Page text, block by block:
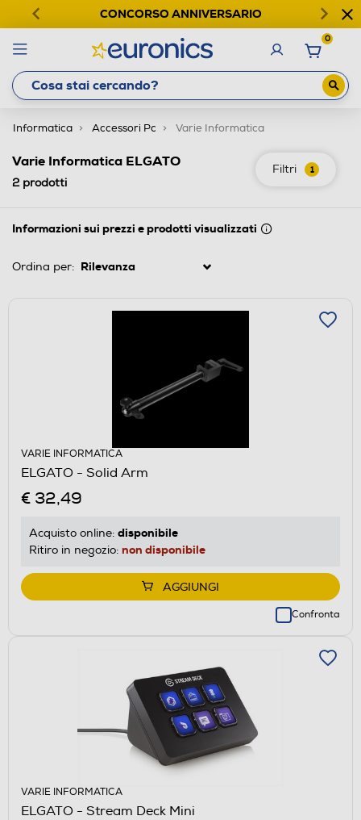
CONCORSO ANNIVERSARIO
0
Informatica Accessori Pc Varie Informatica
Filtri 1
Varie Informatica ELGATO
2prodotti
Informazioni sui prezzi e prodotti visualizzati
Ordina per:
VARIE INFORMATICA
ELGATO - Solid Arm
€ 32,49
Acquisto online: disponibile
Ritiro in negozio: non disponibile
AGGIUNGI
Confronta
VARIE INFORMATICA
ELGATO - Stream Deck Mini